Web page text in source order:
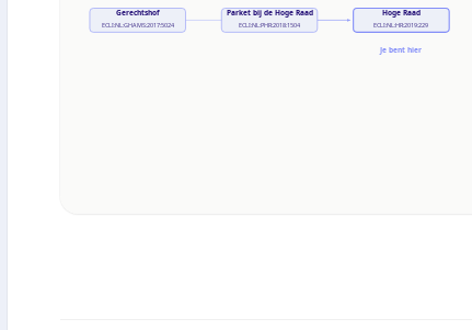
Gerechtshof
ECLI:NL:GHAMS:2017:5024
Parket bij de Hoge Raad
ECLI:NL:PHR:2018:1504
Hoge Raad
ECLI:NL:HR:2019:229
Je bent hier